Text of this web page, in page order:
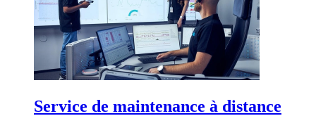
Service de maintenance à distance